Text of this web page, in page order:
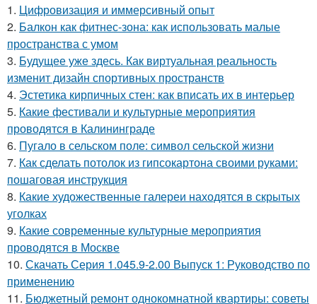
1. Цифровизация и иммерсивный опыт
2. Балкон как фитнес-зона: как использовать малые
пространства с умом
3. Будущее уже здесь. Как виртуальная реальность
изменит дизайн спортивных пространств
4. Эстетика кирпичных стен: как вписать их в интерьер
5. Какие фестивали и культурные мероприятия
проводятся в Калининграде
6. Пугало в сельском поле: символ сельской жизни
7. Как сделать потолок из гипсокартона своими руками:
пошаговая инструкция
8. Какие художественные галереи находятся в скрытых
уголках
9. Какие современные культурные мероприятия
проводятся в Москве
10. Скачать Серия 1.045.9-2.00 Выпуск 1: Руководство по
применению
11. Бюджетный ремонт однокомнатной квартиры: советы